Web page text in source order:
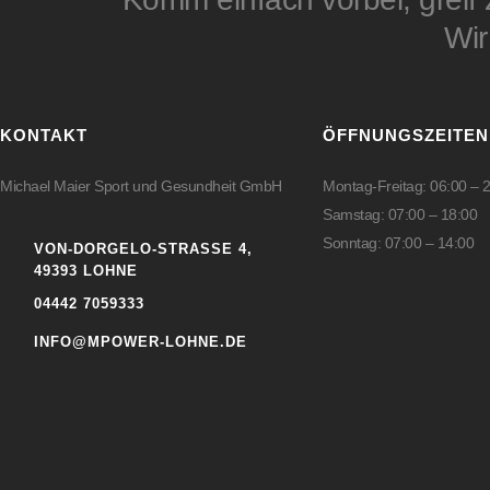
KONTAKT
Michael Maier Sport und Gesundheit GmbH
VON-DORGELO-STRASSE 4, 4
9393 LOHNE
04442 7059333
INFO@MPOWER-LOHNE.DE
ÖFFNUNGSZEITEN
Montag-Freitag: 06:00 –
Samstag: 07:00 – 18:00
Sonntag: 07:00 – 14:00